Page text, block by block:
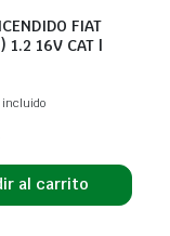
FIAT
1.2 16V CAT |
incluido
al carrito